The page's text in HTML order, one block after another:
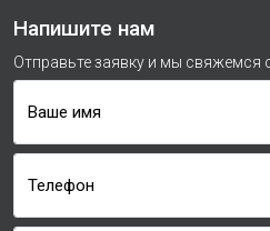
Напишите нам
Отправьте заявку и мы свяжемся
Ваше имя
Телефон